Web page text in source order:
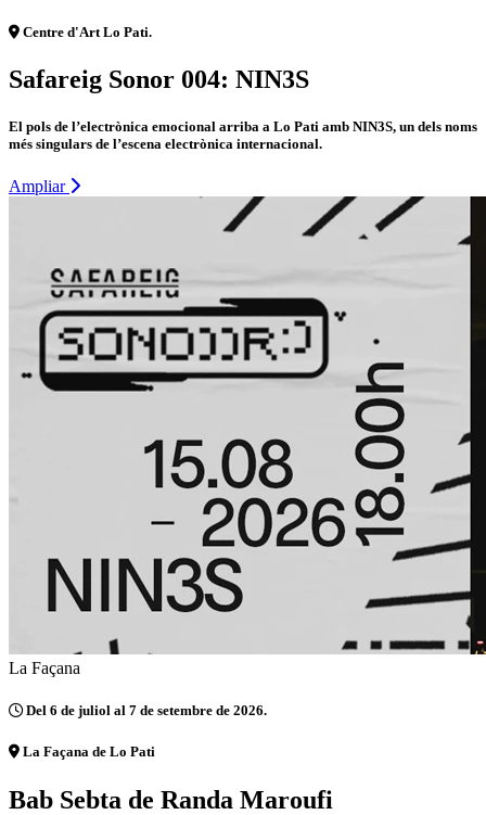
Centre d'Art Lo Pati.
Safareig Sonor 004: NIN3S
El pols de l’electrònica emocional arriba a Lo Pati amb NIN3S, un dels noms
més singulars de l’escena electrònica internacional.
Ampliar
La Façana
Del 6 de juliol al 7 de setembre de 2026.
La Façana de Lo Pati
Bab Sebta de Randa Maroufi